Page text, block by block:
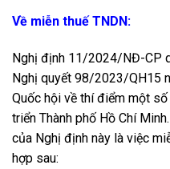
Về miễn thuế TNDN:
Nghị định 11/2024/NĐ-CP
Nghị quyết 98/2023/QH15
Quốc hội về thí điểm một
triển Thành phố Hồ Chí
của Nghị định này là việc
hợp sau: